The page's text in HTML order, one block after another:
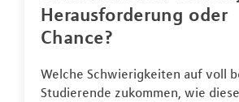
Herausforderung oder
Chance?
Welche Schwierigkeiten auf voll
Studierende zukommen, wie